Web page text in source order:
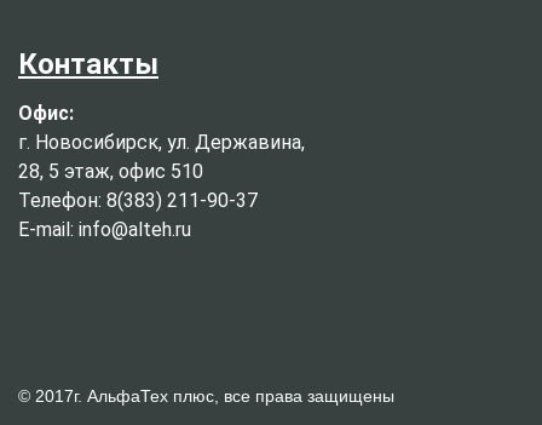
Контакты
Офис:
г. Новосибирск, ул. Державина,
28, 5 этаж, офис 510
Телефон: 8(383) 211-90-37
E-mail: info@alteh.ru
© 2017г. АльфаТех плюс, все права защищены